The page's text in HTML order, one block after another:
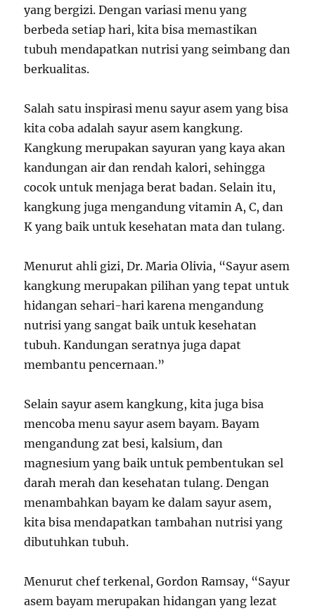
yang bergizi. Dengan variasi menu yang
berbeda setiap hari, kita bisa memastikan
tubuh mendapatkan nutrisi yang seimbang dan
berkualitas.
Salah satu inspirasi menu sayur asem yang bisa
kita coba adalah sayur asem kangkung.
Kangkung merupakan sayuran yang kaya akan
kandungan air dan rendah kalori, sehingga
cocok untuk menjaga berat badan. Selain itu,
kangkung juga mengandung vitamin A, C, dan
K yang baik untuk kesehatan mata dan tulang.
Menurut ahli gizi, Dr. Maria Olivia, “Sayur asem
kangkung merupakan pilihan yang tepat untuk
hidangan sehari-hari karena mengandung
nutrisi yang sangat baik untuk kesehatan
tubuh. Kandungan seratnya juga dapat
membantu pencernaan.”
Selain sayur asem kangkung, kita juga bisa
mencoba menu sayur asem bayam. Bayam
mengandung zat besi, kalsium, dan
magnesium yang baik untuk pembentukan sel
darah merah dan kesehatan tulang. Dengan
menambahkan bayam ke dalam sayur asem,
kita bisa mendapatkan tambahan nutrisi yang
dibutuhkan tubuh.
Menurut chef terkenal, Gordon Ramsay, “Sayur
asem bayam merupakan hidangan yang lezat